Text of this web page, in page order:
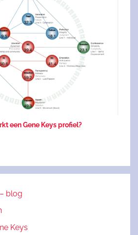
een Gene Keys profiel?
blog
Keys